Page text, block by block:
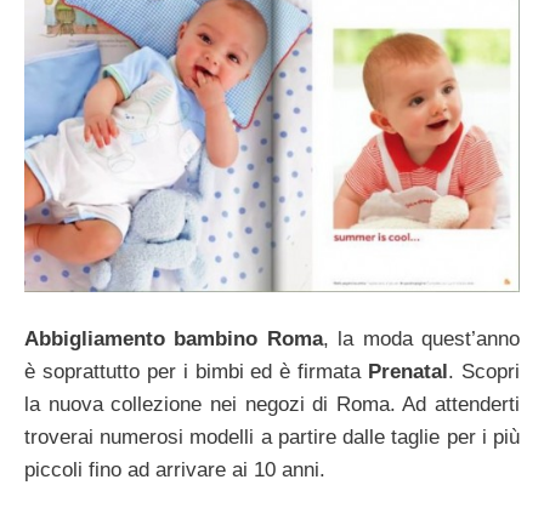
Abbigliamento bambino Roma, la moda quest’anno
è soprattutto per i bimbi ed è firmata Prenatal . Scopri
la nuova collezione nei negozi di Roma. Ad attenderti
troverai numerosi modelli a partire dalle taglie per i più
piccoli fino ad arrivare ai 10 anni.